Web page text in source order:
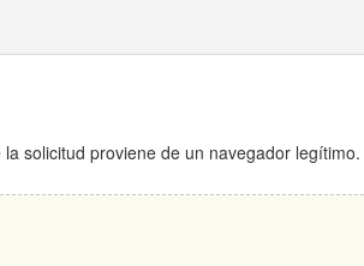
solicitud proviene de un navegador legítimo.